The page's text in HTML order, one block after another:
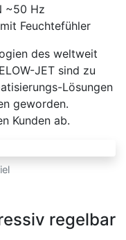
~50 Hz
Feuchtefühler
des weltweit
JET sind zu
Lösungen
geworden.
Kunden ab.
regelbar